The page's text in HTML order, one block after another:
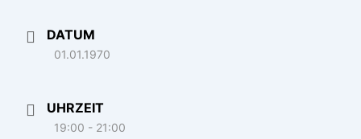
DATUM
01.01.1970
UHRZEIT
19:00 - 21:00